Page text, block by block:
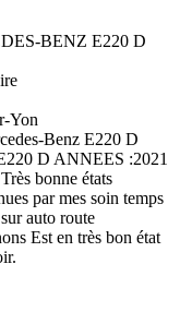
BENZ E220 D
Yon
Benz E220 D
D ANNEES :2021
bonne états
par mes soin temps
auto route
Est en très bon état